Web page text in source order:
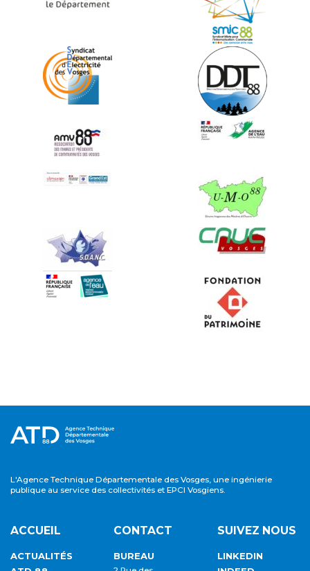
L'Agence Technique Départementale des Vosges, une ingénierie
publique au service des collectivités et EPCI Vosgiens.
ACCUEIL
ACTUALITÉS
CONTACT
BUREAU
SUIVEZ NOUS
LINKEDIN